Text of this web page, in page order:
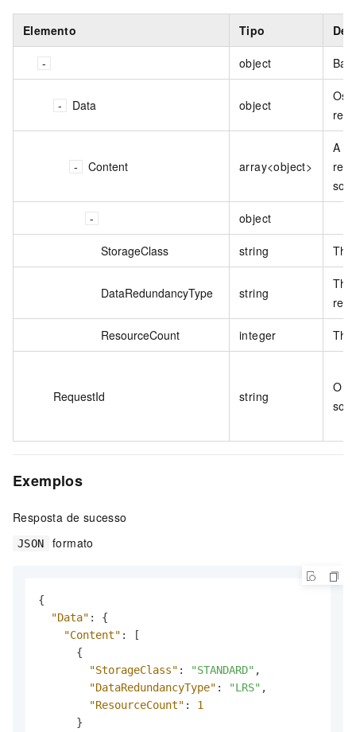
Elemento Tipo
object
Data object
Os
Content array<object>
A
object
StorageClass string
DataRedundancyType string
ResourceCount integer
RequestId string
O
Exemplos
Resposta de sucesso
JSON formato
{
"Data" :
{
"Content" :
[
{
"StorageClass" : "STANDARD" ,
"DataRedundancyType" : "LRS" ,
"ResourceCount" :
1
}